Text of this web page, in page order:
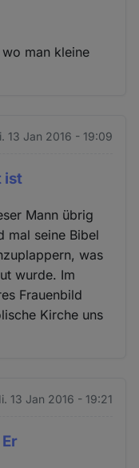
man kleine
13 Jan 2016 - 19:09
ist
Mann übrig
mal seine Bibel
was
wurde. Im
Frauenbild
Kirche uns
13 Jan 2016 - 19:21